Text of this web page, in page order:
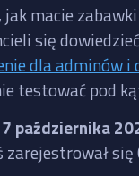
macie
się
dla adminów i
testować pod
października